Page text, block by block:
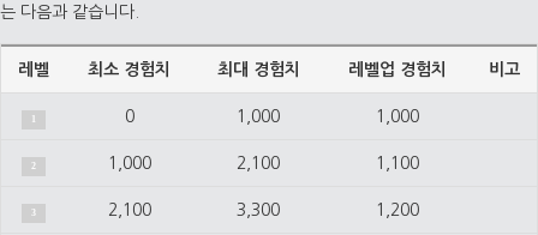
는 다음과 같습니다.
레벨 최소 경험치 최대 경험치 레벨업 경험치 비고
0 1,000 1,000
2 1,000 2,100 1,100
3 2,100 3,300 1,200